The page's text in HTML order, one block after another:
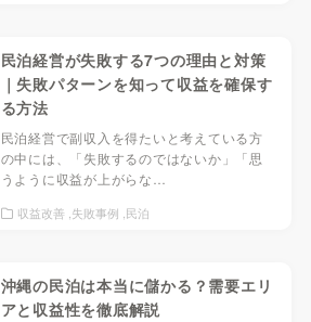
民泊経営が失敗する7つの理由と対策
｜失敗パターンを知って収益を確保す
る方法
民泊経営で副収入を得たいと考えている方
の中には、「失敗するのではないか」「思
うように収益が上がらな…
収益改善 失敗事例 民泊
沖縄の民泊は本当に儲かる？需要エリ
アと収益性を徹底解説